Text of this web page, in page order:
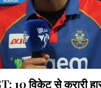
10 विकेट से करारी